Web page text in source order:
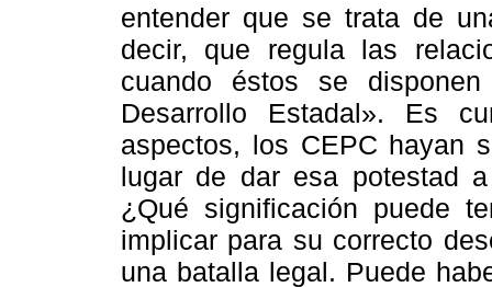
entender que se trata de
decir, que regula las
cuando éstos se
Desarrollo Estadal». Es
aspectos, los CEPC hayan
lugar de dar esa potestad
¿Qué significación puede
implicar para su correcto
una batalla legal. Puede